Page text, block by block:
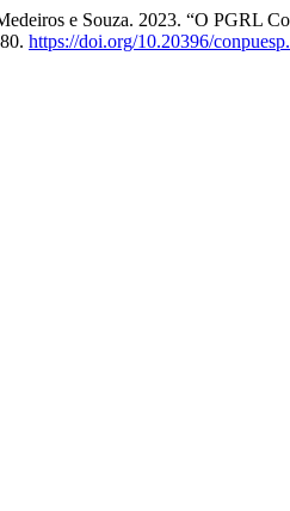
e Souza. 2023. “O PGRL
https://doi.org/10.20396/